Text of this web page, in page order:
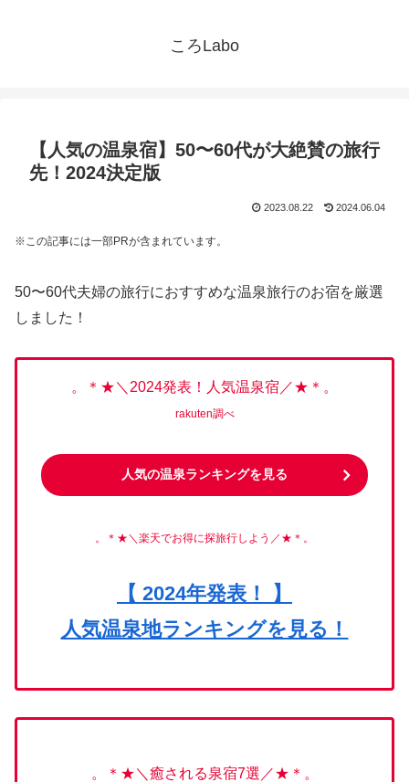
ころLabo
【人気の温泉宿】50〜60代が大絶賛の旅行
先！2024決定版
2023.08.22 2024.06.04
※この記事には一部PRが含まれています。
50〜60代夫婦の旅行におすすめな温泉旅行のお宿を厳選
しました！
。＊★＼2024発表！人気温泉宿／★＊。
rakuten調べ
人気の温泉ランキングを見る
。＊★＼楽天でお得に探旅行しよう／★＊。
【 2024年発表！ 】
人気温泉地ランキングを見る！
。＊★＼癒される泉宿7選／★＊。